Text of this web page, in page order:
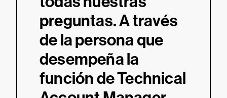
preguntas. A través
de la persona que
desempeña la
función de Technical